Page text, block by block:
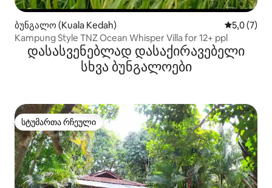
ბუნგალო (Kuala Kedah) საშუალო
5,0 (7)
Kampung Style TNZ Ocean Whisper Villa for 12+ ppl
დასასვენებლად დასაქირავებელი
სხვა ბუნგალოები
სტუმართა რჩეული
სტუმართა რჩეული